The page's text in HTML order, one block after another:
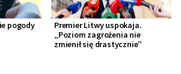
pogody
Premier Litwy uspokaja.
„Poziom zagrożenia nie
zmienił się drastycznie”